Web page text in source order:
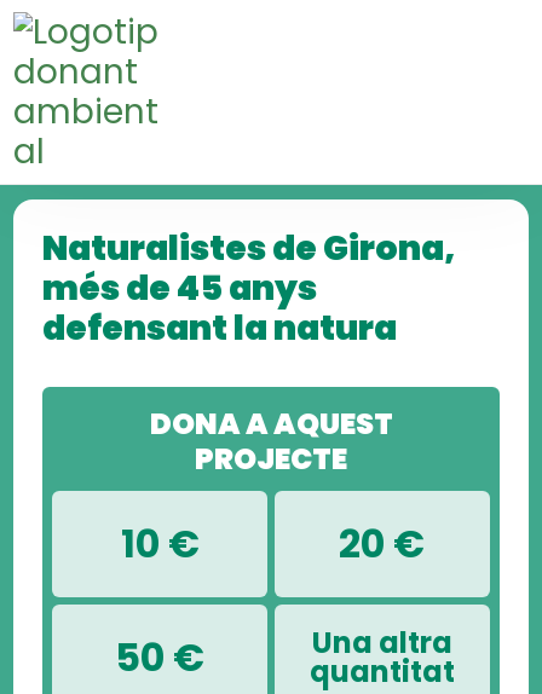
Skip
to
navigation
Skip
to
content
Naturalistes de Girona,
més de 45 anys
defensant la natura
DONA A AQUEST
PROJECTE
10 € 20 €
50 € Una altra
quantitat